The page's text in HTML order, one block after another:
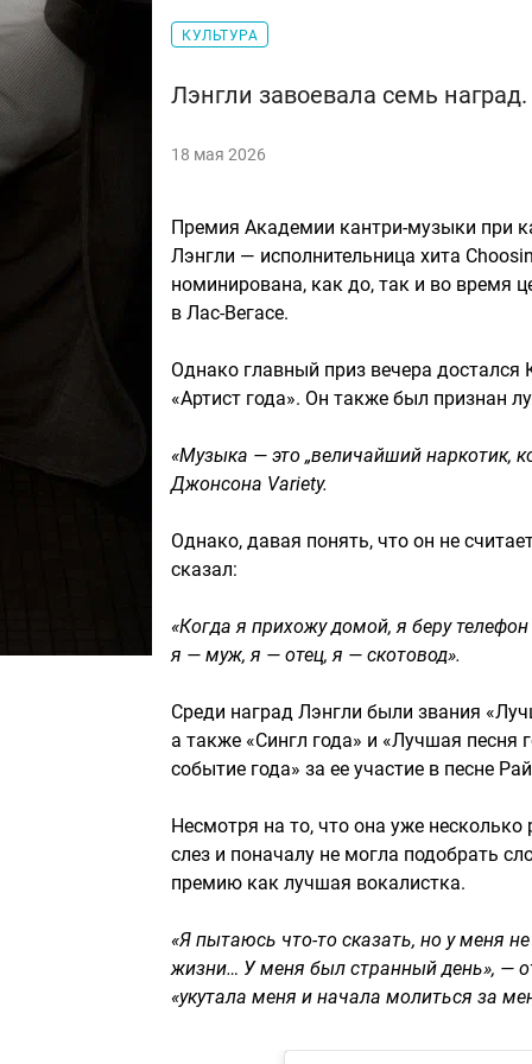
КУЛЬТУРА
Лэнгли завоевала семь наград.
18 мая 2026
Премия Академии кантри-музыки при
Лэнгли — исполнительница хита
номинирована, как до, так и во время
в Лас-Вегасе.
Однако главный приз вечера
«Артист года». Он также был признан
«Музыка — это „величайший наркотик,
Джонсона Variety.
Однако, давая понять, что он не
сказал:
«Когда я прихожу домой, я беру
я — муж, я — отец, я — скотовод».
Среди наград Лэнгли были звания
а также «Сингл года» и «Лучшая песня
событие года» за ее участие в песне
Несмотря на то, что она уже
слез и поначалу не могла подобрать
премию как лучшая вокалистка.
«Я пытаюсь что-то сказать, но у меня
жизни… У меня был странный день», —
«укутала меня и начала молиться за